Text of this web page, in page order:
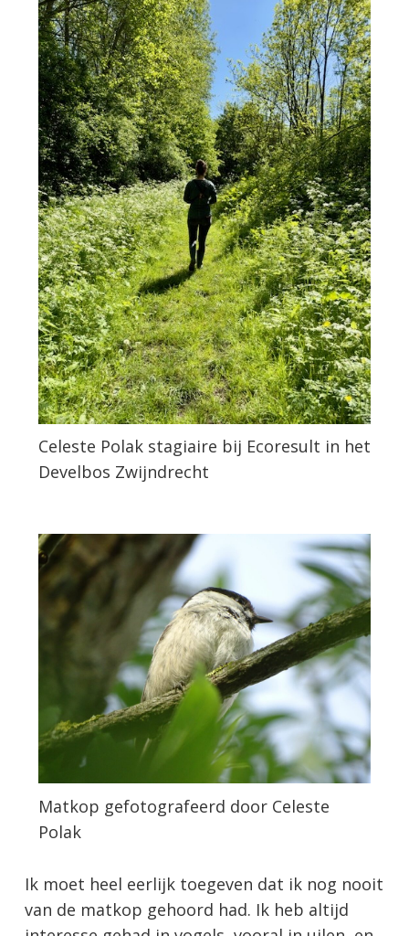
Celeste Polak stagiaire bij Ecoresult in het
Develbos Zwijndrecht
Matkop gefotografeerd door Celeste
Polak
Ik moet heel eerlijk toegeven dat ik nog nooit
van de matkop gehoord had. Ik heb altijd